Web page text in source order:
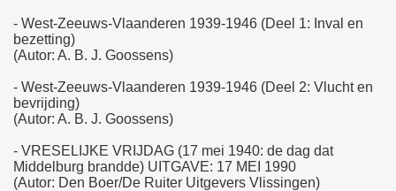
- West-Zeeuws-Vlaanderen 1939-1946 (Deel 1: Inval en
bezetting)
(Autor: A. B. J. Goossens)
- West-Zeeuws-Vlaanderen 1939-1946 (Deel 2: Vlucht en
bevrijding)
(Autor: A. B. J. Goossens)
- VRESELIJKE VRIJDAG (17 mei 1940: de dag dat
Middelburg brandde) UITGAVE: 17 MEI 1990
(Autor: Den Boer/De Ruiter Uitgevers Vlissingen)